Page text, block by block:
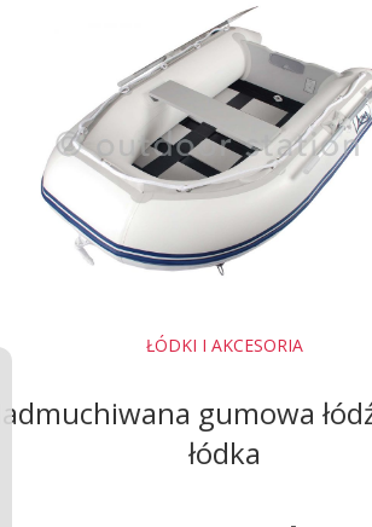
ŁÓDKI I AKCESORIA
Nadmuchiwana gumowa
łódka